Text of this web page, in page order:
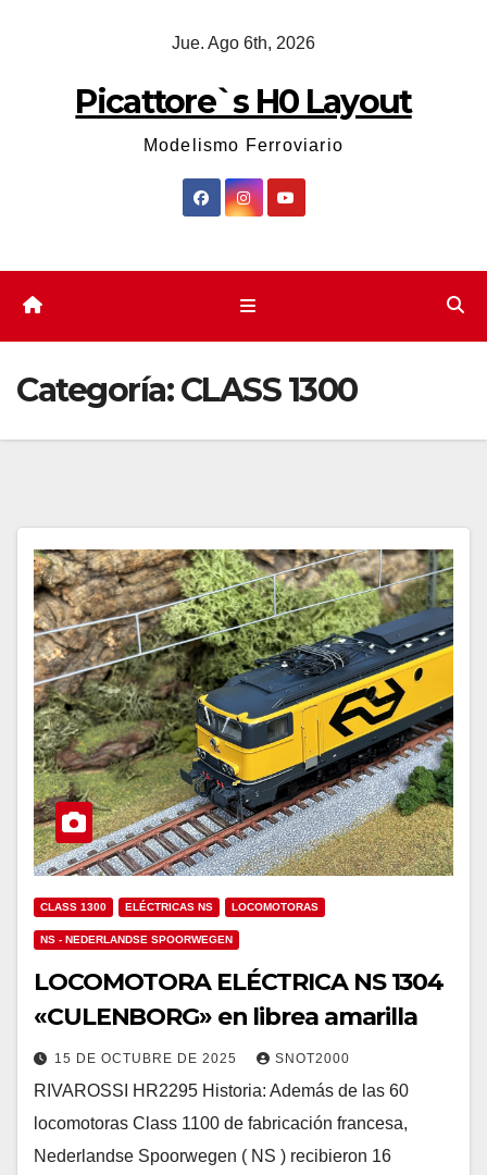
Jue. Ago 6th, 2026
Picattore`s H0 Layout
Modelismo Ferroviario
Categoría:CLASS 1300
CLASS 1300 ELÉCTRICAS NS LOCOMOTORAS
NS - NEDERLANDSE SPOORWEGEN
LOCOMOTORA ELÉCTRICA NS 1304
«CULENBORG» en librea amarilla
15 DE OCTUBRE DE 2025 SNOT2000
RIVAROSSI HR2295 Historia: Además de las 60
locomotoras Class 1100 de fabricación francesa,
Nederlandse Spoorwegen ( NS ) recibieron 16